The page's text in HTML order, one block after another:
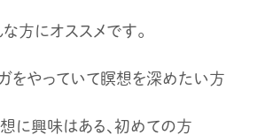
な方にオススメです。
ガをやっていて瞑想を深めたい方
想に興味はある、初めての方